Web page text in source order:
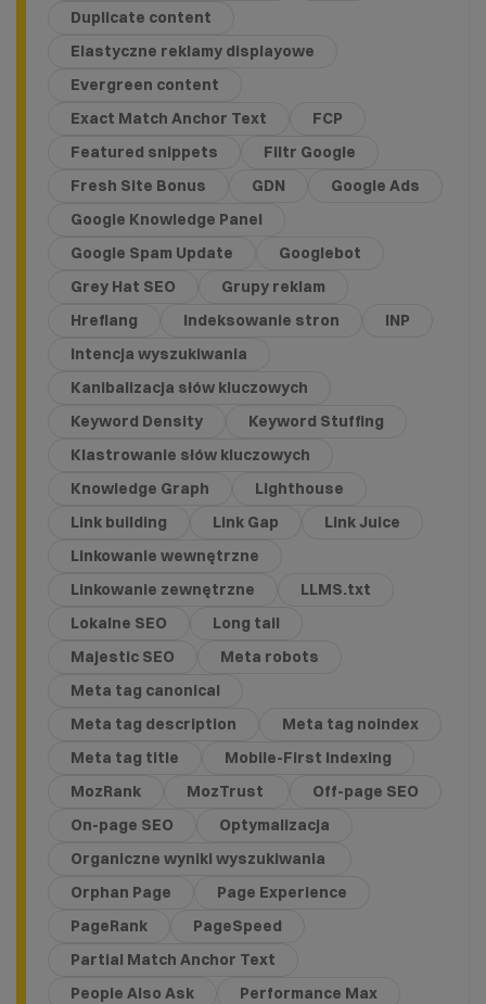
Duplicate content
Elastyczne reklamy displayowe
Evergreen content
Exact Match Anchor Text
FCP
Featured snippets
Filtr Google
Fresh Site Bonus
GDN
Google Ads
Google Knowledge Panel
Google Spam Update
Googlebot
Grey Hat SEO
Grupy reklam
Hreflang
Indeksowanie stron
INP
Intencja wyszukiwania
Kanibalizacja słów kluczowych
Keyword Density
Keyword Stuffing
Klastrowanie słów kluczowych
Knowledge Graph
Lighthouse
Link building
Link Gap
Link Juice
Linkowanie wewnętrzne
Linkowanie zewnętrzne
LLMS.txt
Lokalne SEO
Long tail
Majestic SEO
Meta robots
Meta tag canonical
Meta tag description
Meta tag noindex
Meta tag title
Mobile-First Indexing
MozRank
MozTrust
Off-page SEO
On-page SEO
Optymalizacja
Organiczne wyniki wyszukiwania
Orphan Page
Page Experience
PageRank
PageSpeed
Partial Match Anchor Text
People Also Ask
Performance Max